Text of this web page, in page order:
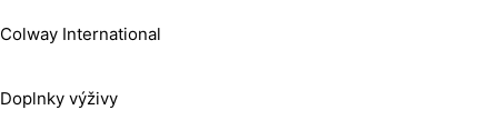
Colway International
Doplnky výživy